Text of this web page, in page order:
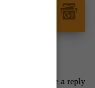
اور اپنی
Leave a reply